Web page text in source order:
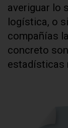
averiguar lo
logística, o
compañías
concreto
estadísticas